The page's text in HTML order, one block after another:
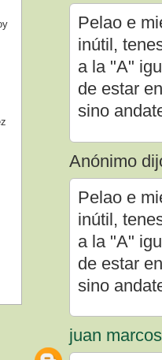
Pelao e
inútil,
a la "A"
de estar
sino
Anónimo
Pelao e
inútil,
a la "A"
de estar
sino
juan marcos